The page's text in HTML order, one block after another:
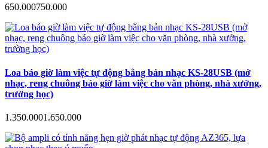
650.000750.000
Loa báo giờ làm việc tự động bằng bản nhạc KS-28USB (mở
nhạc, reng chuông báo giờ làm việc cho văn phòng, nhà xưởng,
trường học)
1.350.0001.650.000